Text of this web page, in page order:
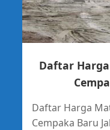
Daftar
Daftar Harga
Cempaka Baru